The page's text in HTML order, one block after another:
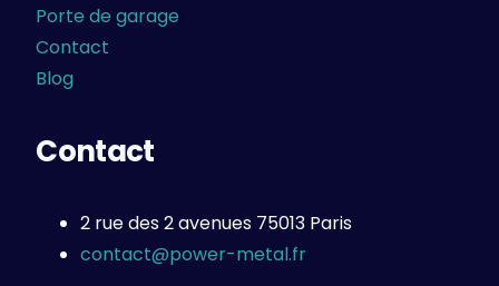
Porte de garage
Contact
Blog
Contact
2 rue des 2 avenues 75013 Paris
contact@power-metal.fr
09 72 10 45 45